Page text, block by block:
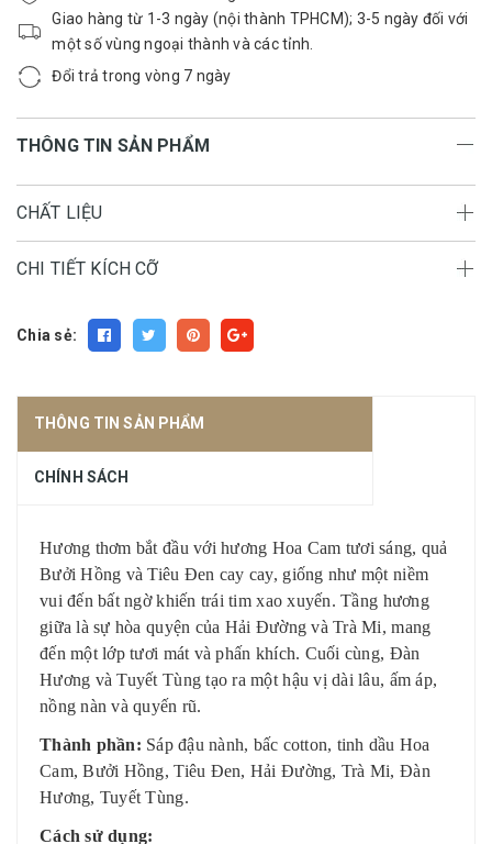
Giao hàng từ 1-3 ngày (nội thành TPHCM); 3-5 ngày đối với
một số vùng ngoại thành và các tỉnh.
Đổi trả trong vòng 7 ngày
THÔNG TIN SẢN PHẨM
CHẤT LIỆU
CHI TIẾT KÍCH CỠ
Chia sẻ:
THÔNG TIN SẢN PHẨM
CHÍNH SÁCH
Hương thơm bắt đầu với hương Hoa Cam tươi sáng, quả
Bưởi Hồng và Tiêu Đen cay cay, giống như một niềm
vui đến bất ngờ khiến trái tim xao xuyến. Tầng hương
giữa là sự hòa quyện của Hải Đường và Trà Mi, mang
đến một lớp tươi mát và phấn khích. Cuối cùng, Đàn
Hương và Tuyết Tùng tạo ra một hậu vị dài lâu, ấm áp,
nồng nàn và quyến rũ.
Thành phần: Sáp đậu nành, bấc cotton, tinh dầu Hoa
Cam, Bưởi Hồng, Tiêu Đen, Hải Đường, Trà Mi, Đàn
Hương, Tuyết Tùng.
Cách sử dụng: